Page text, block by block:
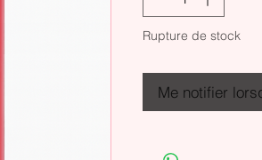
Rupture de stock
Me notifier